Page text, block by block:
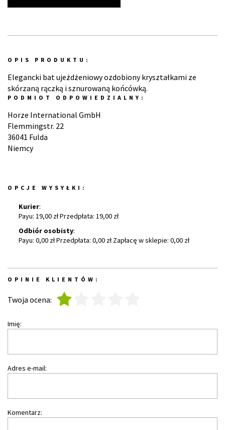
OPIS PRODUKTU:
Elegancki bat ujeżdżeniowy ozdobiony kryształkami ze
skórzaną rączką i sznurowaną końcówką.
PODMIOT ODPOWIEDZIALNY:
Horze International GmbH
Flemmingstr. 22
36041 Fulda
Niemcy
OPCJE WYSYŁKI:
Kurier:
Payu: 19,00 zł Przedpłata: 19,00 zł
Odbiór osobisty:
Payu: 0,00 zł Przedpłata: 0,00 zł Zapłacę w sklepie: 0,00 zł
OPINIE KLIENTÓW:
Twoja ocena:
Imię:
Adres e-mail:
Komentarz: